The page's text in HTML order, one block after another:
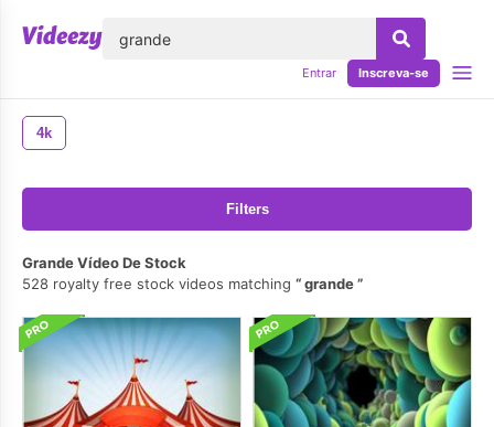
Entrar Inscreva-se
4k
Filters
Grande Vídeo De Stock
528 royalty free stock videos matching
grande